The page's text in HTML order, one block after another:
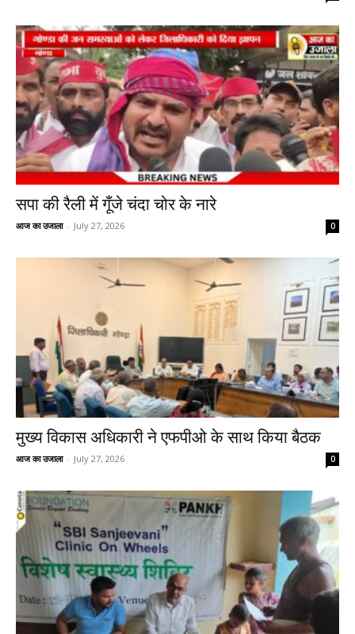
सपा की रैली में गूँजे चंदा चोर के नारे
आज का उजाला - July 27, 2026 0
मुख्य विकास अधिकारी ने एफपीओ के साथ किया बैठक
आज का उजाला - July 27, 2026 0